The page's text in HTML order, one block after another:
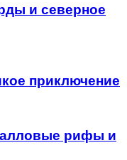
и северное
приключение
рифы и